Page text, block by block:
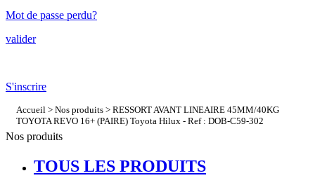
Mot de passe perdu?
valider
S'inscrire
Accueil > Nos produits > RESSORT AVANT LINEAIRE 45MM/40KG
TOYOTA REVO 16+ (PAIRE) Toyota Hilux - Ref : DOB-C59-302
Nos produits
TOUS LES PRODUITS